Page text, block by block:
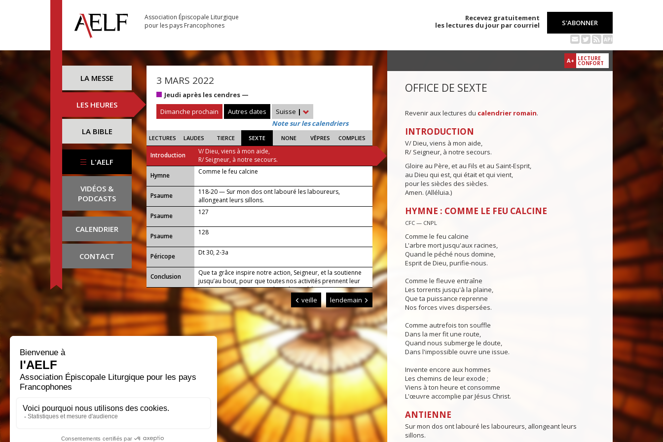
Association Épiscopale Liturgique
pour les pays Francophones
Recevez gratuitement
les lectures du jour par courriel
S'ABONNER
API
LA MESSE
LES HEURES
LA BIBLE
L'AELF
VIDÉOS &
PODCASTS
CALENDRIER
CONTACT
3 MARS 2022
Jeudi après les cendres —
Dimanche prochain
Autres dates Suisse |
Note sur les calendriers
LECTURES LAUDES TIERCE SEXTE NONE VÊPRES COMPLIES
Introduction
V/ Dieu, viens à mon aide,
R/ Seigneur, à notre secours.
...
Hymne Comme le feu calcine
Psaume
118-20 — Sur mon dos ont labouré les laboureurs,
allongeant leurs sillons.
Psaume
127
Psaume 128
Péricope Dt 30, 2-3a
Conclusion
Que ta grâce inspire notre action, Seigneur, et la soutienne
jusqu’au bout, pour que toutes nos activités prennent leur
source en toi et reçoivent de toi leur achèvement.
veille lendemain
A+ LECTURE
CONFORT
OFFICE DE SEXTE
Revenir aux lectures du calendrier romain.
INTRODUCTION
V/ Dieu, viens à mon aide,
R/ Seigneur, à notre secours.
Gloire au Père, et au Fils et au Saint-Esprit,
au Dieu qui est, qui était et qui vient,
pour les siècles des siècles.
Amen. (Alléluia.)
HYMNE : COMME LE FEU CALCINE
CFC — CNPL
Comme le feu calcine
L'arbre mort jusqu'aux racines,
Quand le péché nous domine,
Esprit de Dieu, purifie-nous.
Comme le fleuve entraîne
Les torrents jusqu'à la plaine,
Que ta puissance reprenne
Nos forces vives dispersées.
Comme autrefois ton souffle
Dans la mer fit une route,
Quand nous submerge le doute,
Dans l'impossible ouvre une issue.
Invente encore aux hommes
Les chemins de leur exode ;
Viens à ton heure et consomme
L'œuvre accomplie par Jésus Christ.
ANTIENNE
Sur mon dos ont labouré les laboureurs, allongeant leurs
sillons.